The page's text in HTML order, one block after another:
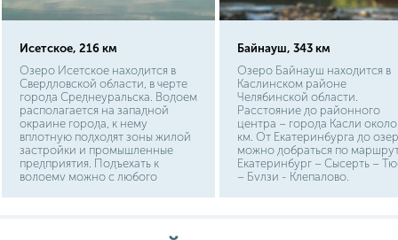
Исетское, 216 км
Озеро Исетское находится в
Свердловской области, в черте
города Среднеуральска. Водоем
располагается на западной
окраине города, к нему
вплотную подходят зоны жилой
застройки и промышленные
предприятия. Подъехать к
водоему можно с любого
Байнауш, 343 км
Озеро Байнауш находится в
Каслинском районе
Челябинской области.
Расстояние до районного
центра – города Касли
км. От Екатеринбурга до
можно добраться по
Екатеринбург – Сысерть –
– Булзи - Клепалово.